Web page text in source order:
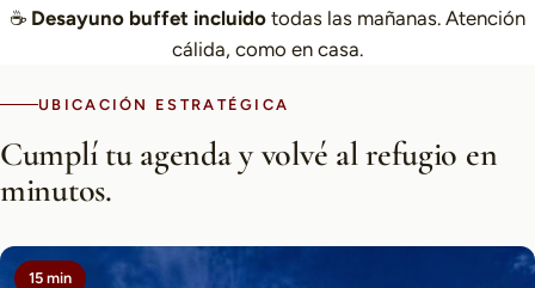
☕ Desayuno buffet incluido todas las mañanas. Atención
cálida, como en casa.
UBICACIÓN ESTRATÉGICA
Cumplí tu agenda y volvé al refugio en
minutos.
15 min